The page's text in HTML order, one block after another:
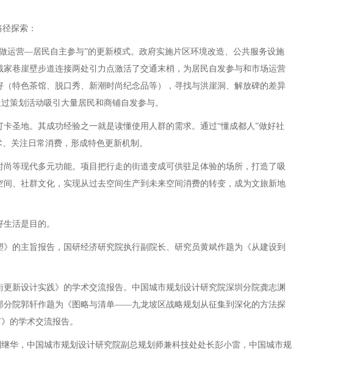
探索：
营—居民自主参与”的更新模式。政府实施片区环境改造、公共服务设施
巷崖壁步道连接两处引力点激活了交通末梢，为居民自发参与和市场运营
特色茶馆、脱口秀、新潮时尚纪念品等），寻找与洪崖洞、解放碑的差异
策划活动吸引大量居民和商铺自发参与。
地。其成功经验之一就是读懂使用人群的需求。通过“懂成都人”做好社
关注日常消费，形成特色更新机制。
现代多元功能。项目把行走的街道变成可供驻足体验的场所，打造了吸
、社群文化，实现从过去空间生产到未来空间消费的转变，成为文旅新地
活是目的。
主旨报告，国研经济研究院执行副院长、研究员黄斌作题为《从建设到
设计实践》的学术交流报告。中国城市规划设计研究院深圳分院龚志渊
院郭轩作题为《图略与清单——九龙坡区战略规划从征集到深化的方法探
的学术交流报告。
，中国城市规划设计研究院副总规划师兼科技处处长彭小雷，中国城市规